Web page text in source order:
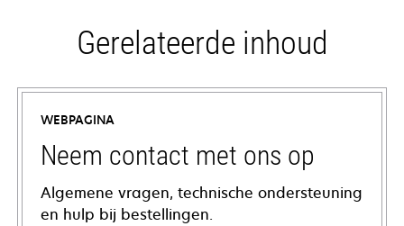
Gerelateerde inhoud
WEBPAGINA
Neem contact met ons op
Algemene vragen, technische ondersteuning
en hulp bij bestellingen.